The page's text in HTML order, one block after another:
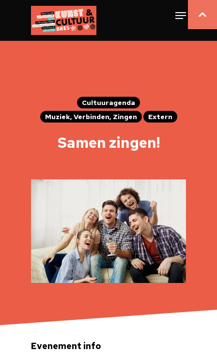
Cultuuragenda
Muziek, Verbinden, Zingen
Extern
Samen zingen!
Evenement info